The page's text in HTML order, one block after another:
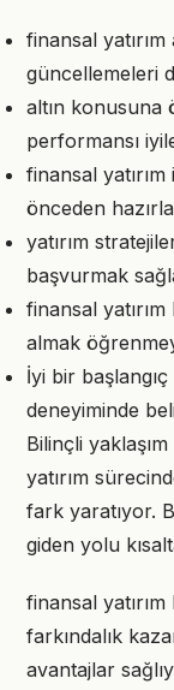
finansal
güncellemeleri
altın konusuna
performansı
finansal
önceden
yatırım
başvurmak
finansal
almak
İyi bir
deneyiminde
Bilinçli yaklaşım
yatırım
fark yaratıyor.
giden yolu
finansal
farkındalık
avantajlar